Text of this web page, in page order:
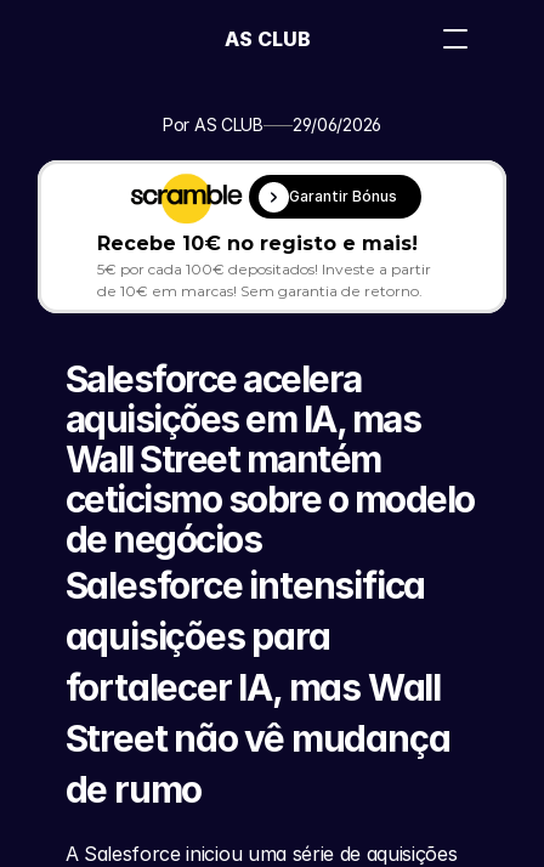
Por AS CLUB 29/06/2026
Garantir Bónus
Recebe 10€ no registo e mais!
5€ por cada 100€ depositados! Investe a partir
de 10€ em marcas! Sem garantia de retorno.
Salesforce acelera
aquisições em IA, mas
Wall Street mantém
ceticismo sobre o modelo
de negócios
Salesforce intensifica
aquisições para
fortalecer IA, mas Wall
Street não vê mudança
de rumo
A Salesforce iniciou uma série de aquisições
AS CLUB